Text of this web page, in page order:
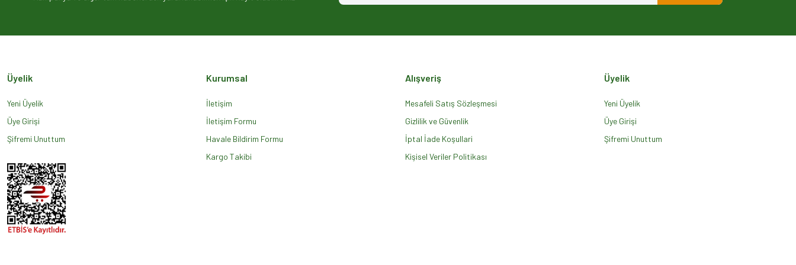
Ürün açıklamasında eksik bilgiler bulunuyor.
Gönder
Üyelik
Yeni Üyelik
Üye Girişi
Şifremi Unuttum
Kurumsal
İletişim
İletişim Formu
Havale Bildirim Formu
Kargo Takibi
Alışveriş
Mesafeli Satış Sözleşmesi
Gizlilik ve Güvenlik
İptal İade Koşullari
Kişisel Veriler Politikası
Üyelik
Yeni Üyelik
Üye Girişi
Şifremi Unuttum